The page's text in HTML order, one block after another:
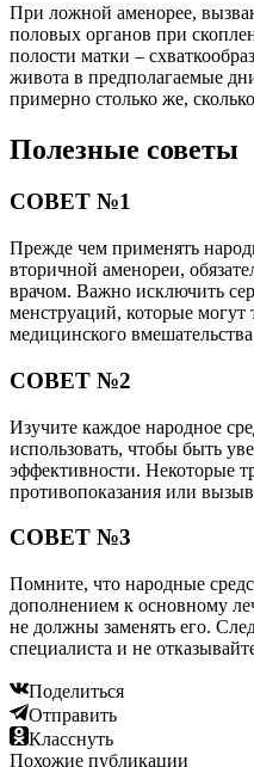
При ложной аменорее,
половых органов при
полости матки –
живота в предполагаемые
примерно столько же,
Полезные советы
СОВЕТ №1
Прежде чем применять
вторичной аменореи,
врачом. Важно исключить
менструаций, которые могут
медицинского
СОВЕТ №2
Изучите каждое народное
использовать, чтобы быть
эффективности. Некоторые
противопоказания или
СОВЕТ №3
Помните, что народные
дополнением к основному
не должны заменять его.
специалиста и не
Поделиться
Отправить
Класснуть
Похожие публикации